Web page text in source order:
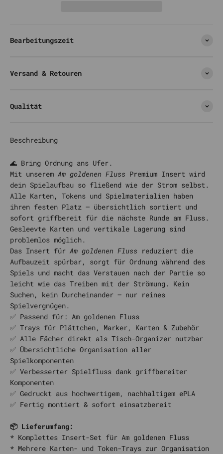
Bearbeitungszeit
Versand & Retouren
Qualität
Beschreibung
🌊 Bring Ordnung ans Ufer.
Mit unserem Am goldenen Fluss Premium Insert wird
dein Spielaufbau so fließend wie der Strom selbst.
Alle Karten, Tokens und Spielmaterialien haben
ihren festen Platz – übersichtlich sortiert und
sofort griffbereit für die nächste Runde am Fluss.
Gesleevte Karten und vertikale Lagerung sind
problemlos möglich.
Das Insert für Am goldenen Fluss reduziert die
Aufbauzeit spürbar, sorgt für Ordnung während des
Spiels und macht das Verstauen nach der Partie so
leicht wie das Treiben mit der Strömung. Kein
Suchen, kein Durcheinander – nur reines
Spielvergnügen.
✅ Passend für: Am goldenen Fluss
✅ Trays für Plättchen, Marker, Karten & Zubehör
✅ Alle Fächer direkt als Tisch-Organizer nutzbar
✅ Übersichtliche Organisation aller
Spielkomponenten
✅ Verbesserter Spielfluss dank griffbereiter
Komponenten
✅ Gedruckt aus hochwertigem, nachhaltigem ePLA
✅ Fertig montiert & sofort einsatzbereit
📦 Lieferumfang:
* Komplettes Insert-Set für Am goldenen Fluss
* Mehrere Karten- und Token-Trays zur Organisation